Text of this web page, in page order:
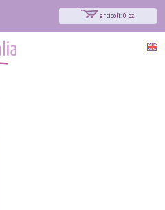
articoli: 0 pz.